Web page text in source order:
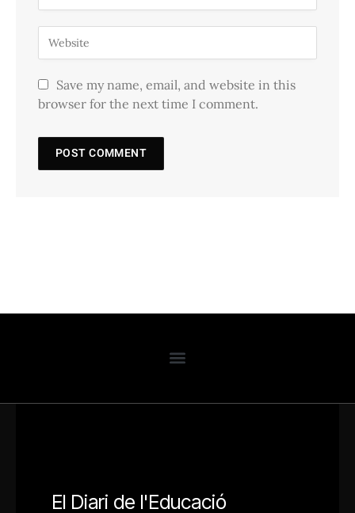
Save my name, email, and website in this
browser for the next time I comment.